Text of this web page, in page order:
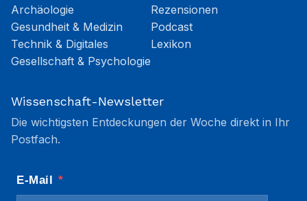
Archäologie
Gesundheit & Medizin
Technik & Digitales
Gesellschaft & Psychologie
Rezensionen
Podcast
Lexikon
Wissenschaft-Newsletter
Die wichtigsten Entdeckungen der Woche direkt in Ihr
Postfach.